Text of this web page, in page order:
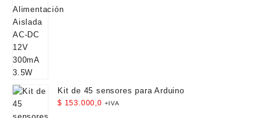
Kit de 45 sensores para Arduino
$ 153.000,0 +IVA